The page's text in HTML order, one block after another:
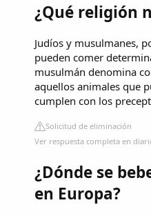
¿Qué religión
Judíos y musulmanes,
pueden comer
musulmán denomina
aquellos animales que
cumplen con los
Solicitud de eliminación
Ver respuesta completa en
¿Dónde se
en Europa?